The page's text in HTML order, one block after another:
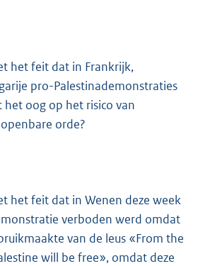
het feit dat in Frankrijk,
pro-Palestinademonstraties
oog op het risico van
orde?
het feit dat in Wenen deze week
verboden werd omdat
van de leus «From the
will be free», omdat deze